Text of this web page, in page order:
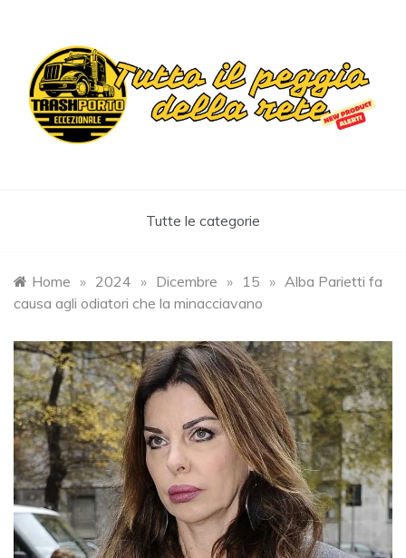
content
Tutte le categorie
Home » 2024 » Dicembre » 15 » Alba Parietti fa
causa agli odiatori che la minacciavano